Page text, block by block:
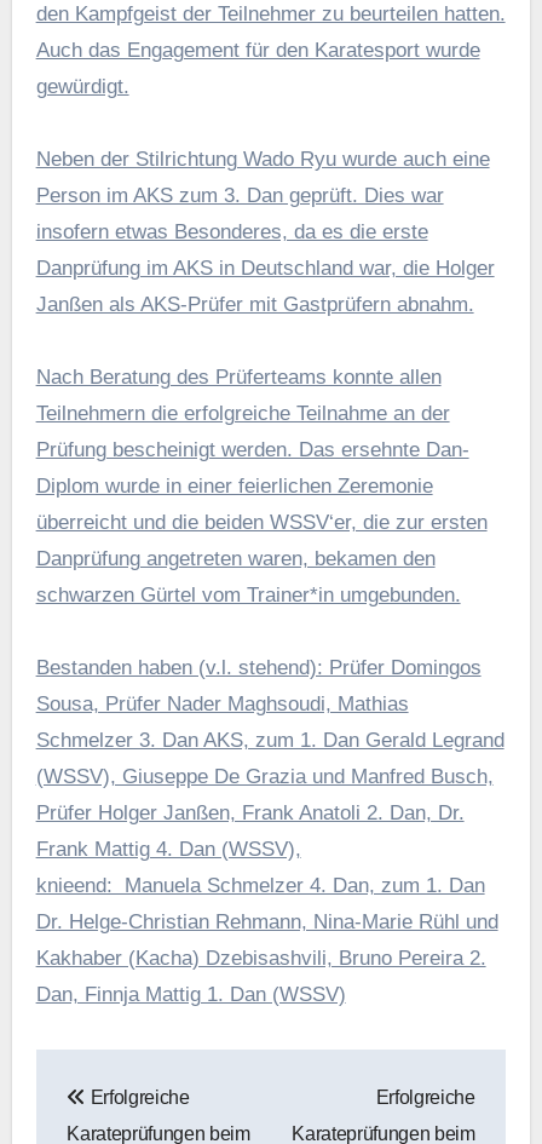
den Kampfgeist der Teilnehmer zu beurteilen hatten.
Auch das Engagement für den Karatesport wurde
gewürdigt.
Neben der Stilrichtung Wado Ryu wurde auch eine
Person im AKS zum 3. Dan geprüft. Dies war
insofern etwas Besonderes, da es die erste
Danprüfung im AKS in Deutschland war, die Holger
Janßen als AKS-Prüfer mit Gastprüfern abnahm.
Nach Beratung des Prüferteams konnte allen
Teilnehmern die erfolgreiche Teilnahme an der
Prüfung bescheinigt werden. Das ersehnte Dan-
Diplom wurde in einer feierlichen Zeremonie
überreicht und die beiden WSSV‘er, die zur ersten
Danprüfung angetreten waren, bekamen den
schwarzen Gürtel vom Trainer*in umgebunden.
Bestanden haben (v.l. stehend): Prüfer Domingos
Sousa, Prüfer Nader Maghsoudi, Mathias
Schmelzer 3. Dan AKS, zum 1. Dan Gerald Legrand
(WSSV), Giuseppe De Grazia und Manfred Busch,
Prüfer Holger Janßen, Frank Anatoli 2. Dan, Dr.
Frank Mattig 4. Dan (WSSV),
knieend: Manuela Schmelzer 4. Dan, zum 1. Dan
Dr. Helge-Christian Rehmann, Nina-Marie Rühl und
Kakhaber (Kacha) Dzebisashvili, Bruno Pereira 2.
Dan, Finnja Mattig 1. Dan (WSSV)
Erfolgreiche
Karateprüfungen beim
Erfolgreiche
Karateprüfungen beim